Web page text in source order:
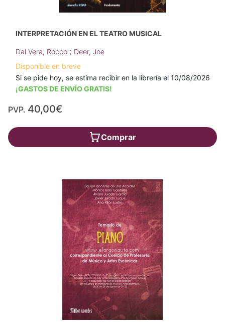
INTERPRETACIÓN EN EL TEATRO MUSICAL
Dal Vera, Rocco ; Deer, Joe
Disponible en breve
Si se pide hoy, se estima recibir en la librería el 10/08/2026
¡GASTOS DE ENVÍO GRATIS!
PVP. 40,00€
Comprar